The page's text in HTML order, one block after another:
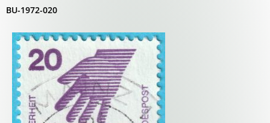
BU-1972-020